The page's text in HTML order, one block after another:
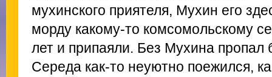
мухинского приятеля, Мухин его
морду какому-то комсомольскому
лет и припаяли. Без Мухина
Середа как-то неуютно поежился,